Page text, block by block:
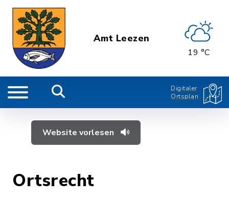
Amt Leezen
19 °C
Digitaler
Ortsplan
Website vorlesen
Ortsrecht